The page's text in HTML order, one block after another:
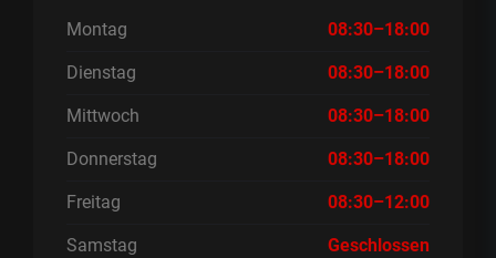
Montag 08:30–18:00
Dienstag 08:30–18:00
Mittwoch 08:30–18:00
Donnerstag 08:30–18:00
Freitag 08:30–12:00
Samstag Geschlossen